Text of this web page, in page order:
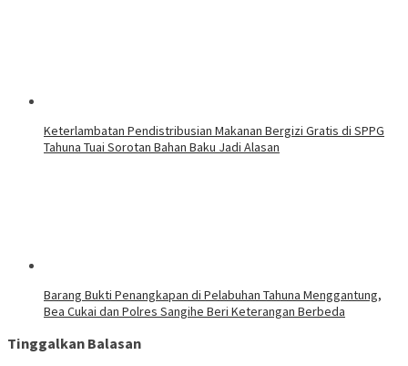
‎Keterlambatan Pendistribusian Makanan Bergizi Gratis di SPPG
Tahuna Tuai Sorotan Bahan Baku Jadi Alasan
Barang Bukti Penangkapan di Pelabuhan Tahuna Menggantung,
Bea Cukai dan Polres Sangihe Beri Keterangan Berbeda
Tinggalkan Balasan